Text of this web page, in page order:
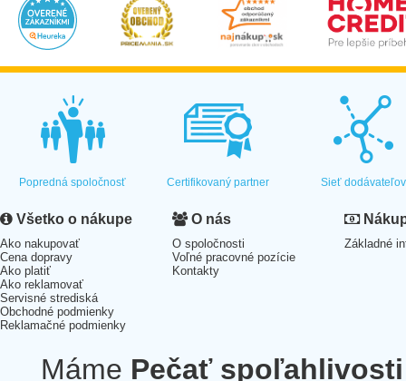
Popredná spoločnosť Certifikovaný partner Sieť dodávateľov
Všetko o nákupe
Ako nakupovať
Cena dopravy
Ako platiť
Ako reklamovať
Servisné strediská
Obchodné podmienky
Reklamačné podmienky
O nás
O spoločnosti
Voľné pracovné pozície
Kontakty
Základné
Máme Pečať spoľahlivosti